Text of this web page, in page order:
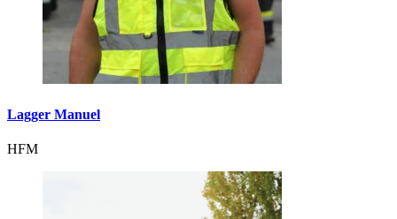
Lagger Manuel
HFM